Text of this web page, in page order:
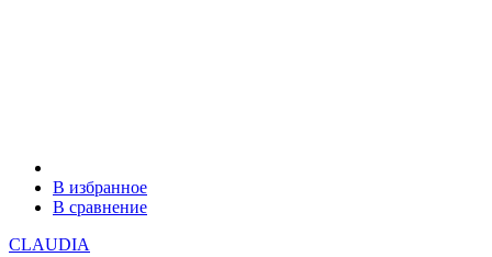
В избранное
В сравнение
CLAUDIA